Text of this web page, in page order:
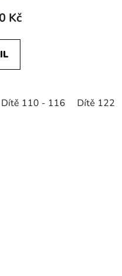
Kč
Dítě 110 - 116 Dítě 122